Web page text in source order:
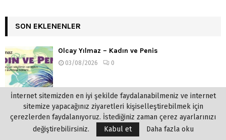
SON EKLENENLER
Olcay Yılmaz – Kadın ve Penis
03/08/2026 0
Tehlikeli Oyunlar
İnternet sitemizden en iyi şekilde faydalanabilmeniz ve internet
sitemize yapacağınız ziyaretleri kişiselleştirebilmek için
çerezlerden faydalanıyoruz. İstediğiniz zaman çerez ayarlarınızı
değiştirebilirsiniz.
Kabul et Daha fazla oku